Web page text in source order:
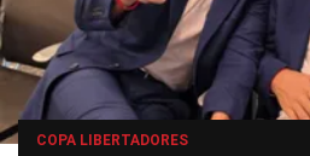
COPA LIBERTADORES